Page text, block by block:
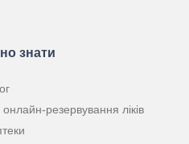
знати
резервування ліків